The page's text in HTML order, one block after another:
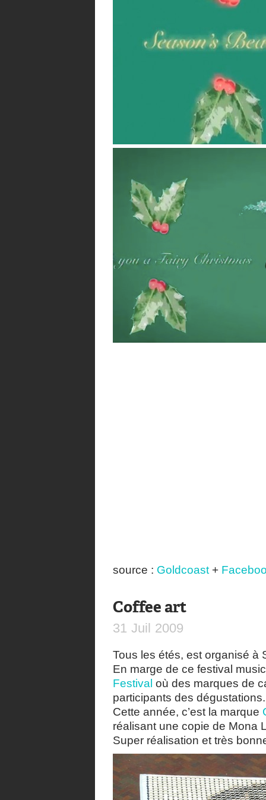
source : Goldcoast +
Coffee art
31 Juil 2009
Tous les étés, est organisé
En marge de ce festival
Festival où des marques de
participants des dégustations.
Cette année, c’est la marque
réalisant une copie de Mona
Super réalisation et très